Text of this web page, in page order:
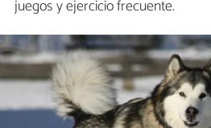
juegos y ejercicio frecuente.